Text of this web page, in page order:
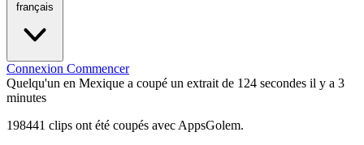
français
Connexion Commencer
Quelqu'un en Mexique a coupé un extrait de 124 secondes il y a 3
minutes
198441 clips ont été coupés avec AppsGolem.